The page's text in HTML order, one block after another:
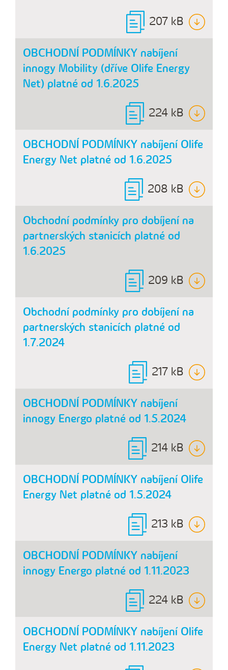
207 kB
OBCHODNÍ PODMÍNKY nabíjení
innogy Mobility (dříve Olife Energy
Net) platné od 1.6.2025
224 kB
OBCHODNÍ PODMÍNKY nabíjení Olife
Energy Net platné od 1.6.2025
208 kB
Obchodní podmínky pro dobíjení na
partnerských stanicích platné od
1.6.2025
209 kB
Obchodní podmínky pro dobíjení na
partnerských stanicích platné od
1.7.2024
217 kB
OBCHODNÍ PODMÍNKY nabíjení
innogy Energo platné od 1.5.2024
214 kB
OBCHODNÍ PODMÍNKY nabíjení Olife
Energy Net platné od 1.5.2024
213 kB
OBCHODNÍ PODMÍNKY nabíjení
innogy Energo platné od 1.11.2023
224 kB
OBCHODNÍ PODMÍNKY nabíjení Olife
Energy Net platné od 1.11.2023